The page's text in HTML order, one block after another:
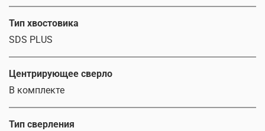
Тип хвостовика
SDS PLUS
Центрирующее сверло
В комплекте
Тип сверления